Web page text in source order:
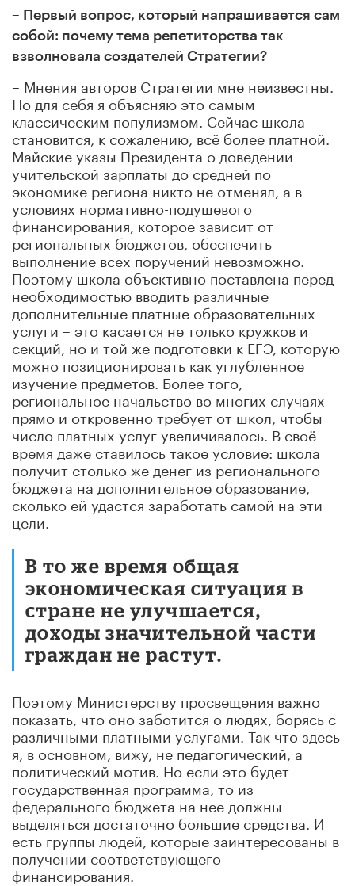
– Первый вопрос, который напрашивается сам
собой: почему тема репетиторства так
взволновала создателей Стратегии?
– Мнения авторов Стратегии мне неизвестны.
Но для себя я объясняю это самым
классическим популизмом. Сейчас школа
становится, к сожалению, всё более платной.
Майские указы Президента о доведении
учительской зарплаты до средней по
экономике региона никто не отменял, а в
условиях нормативно-подушевого
финансирования, которое зависит от
региональных бюджетов, обеспечить
выполнение всех поручений невозможно.
Поэтому школа объективно поставлена перед
необходимостью вводить различные
дополнительные платные образовательных
услуги – это касается не только кружков и
секций, но и той же подготовки к ЕГЭ, которую
можно позиционировать как углубленное
изучение предметов. Более того,
региональное начальство во многих случаях
прямо и откровенно требует от школ, чтобы
число платных услуг увеличивалось. В своё
время даже ставилось такое условие: школа
получит столько же денег из регионального
бюджета на дополнительное образование,
сколько ей удастся заработать самой на эти
цели.
В то же время общая
экономическая ситуация в
стране не улучшается,
доходы значительной части
граждан не растут.
Поэтому Министерству просвещения важно
показать, что оно заботится о людях, борясь с
различными платными услугами. Так что здесь
я, в основном, вижу, не педагогический, а
политический мотив. Но если это будет
государственная программа, то из
федерального бюджета на нее должны
выделяться достаточно большие средства. И
есть группы людей, которые заинтересованы в
получении соответствующего
финансирования.